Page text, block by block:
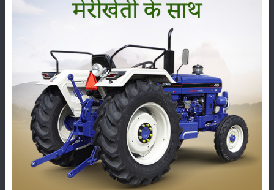
मिलता है।
हाइड्रोपोनिक्स में पोषक तत्वों का सटीक प्रबंधन संभव है। पौधों को आवश्यक पोषक
तत्व सीधे और सही मात्रा में मिलते हैं, जिससे उनकी वृद्धि और गुणवत्ता में सुधार होता
ये भी पढ़ें:भारत में जलवायु अनुकूल कृषि प्रणालियों की आवश्यकता
9. स्थिरता और पर्यावरणीय लाभ
हाइड्रोपोनिक्स खेती अधिक स्थिर और पर्यावरण के अनुकूल होती है। इसमें जल की
कम खपत, कम भूमि की आवश्यकता और कम रसायनों का उपयोग होता है, जिससे
पर्यावरण पर सकारात्मक प्रभाव पड़ता है।